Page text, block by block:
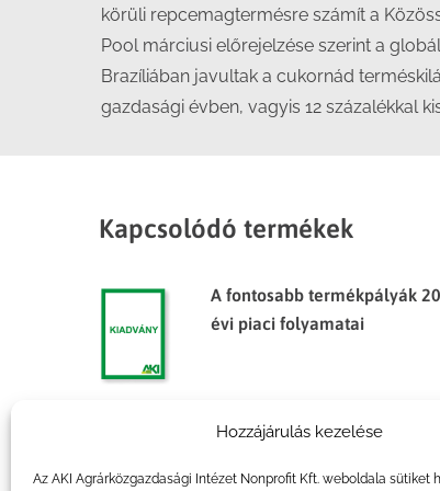
Hozzájárulás kezelése
Az AKI Agrárközgazdasági Intézet Nonprofit Kft. weboldala sütiket
körüli repcemagtermésre számít a
Pool márciusi előrejelzése szerint a
Brazíliában javultak a cukornád
gazdasági évben, vagyis 12 százalékkal
Kapcsolódó termékek
A fontosabb termékpályák
évi piaci folyamatai
Agrárpiaci jelentések –
és ipari növények